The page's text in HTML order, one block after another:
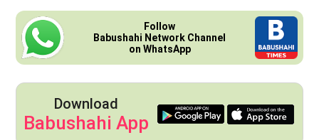
Follow
Babushahi Network Channel
on WhatsApp
Download
Babushahi App